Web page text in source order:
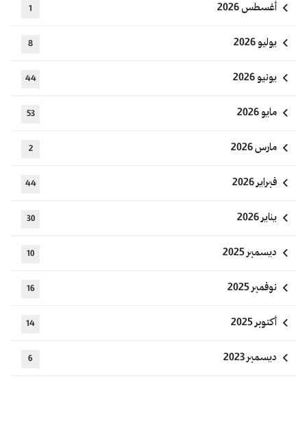
أغسطس 2026 1
يوليو 2026 8
يونيو 2026 44
مايو 2026 53
مارس 2026 2
فبراير 2026 44
يناير 2026 30
ديسمبر 2025 10
نوفمبر 2025 16
أكتوبر 2025 14
ديسمبر 2023 6